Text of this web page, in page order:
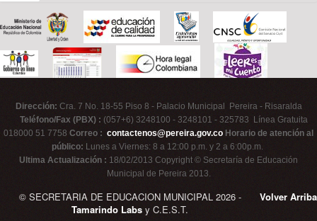
Dirección: Cra. 7 No. 18-55 Piso 8 - Palacio Municipal Pereira - Risaralda
Teléfono/Fax (PBX) : (057+6) 3248100 - 3248101 - 325783 Línea Gratuita
018000 51 7758 Correo : contactenos@pereira.gov.co Horario de atención al
público: Lunes a Viernes: 8 a 12:00 p.m. y 2 a 6:00p.m.
Ultima Actualización : 18/02/2013 Copyright © Secretaría de Educación
Municipal de Pereira 2013.
Volver Arriba
© SECRETARIA DE EDUCACION MUNICIPAL 2026 -
Tamarindo Labs y C.E.S.T.